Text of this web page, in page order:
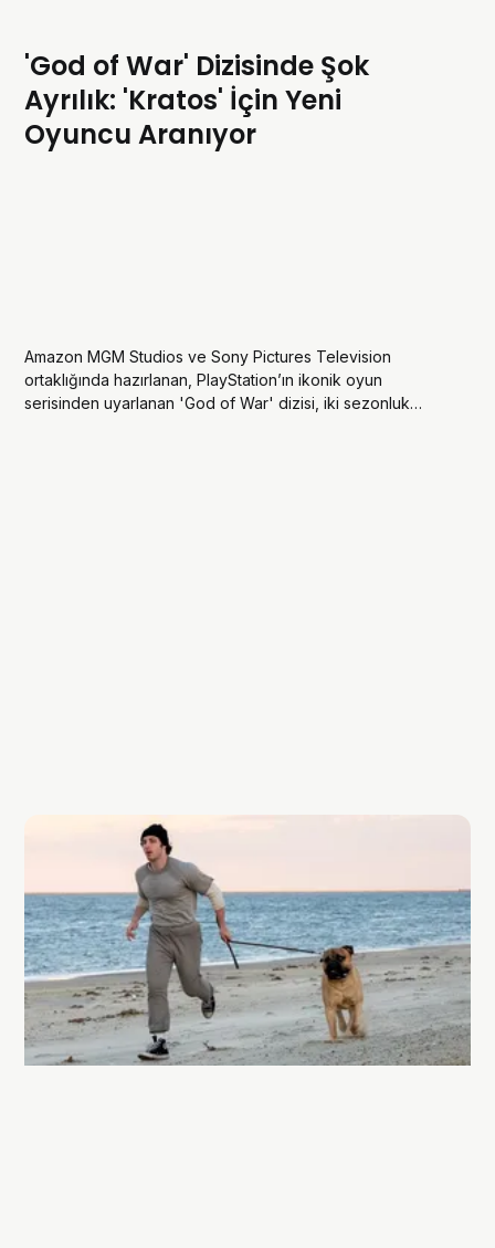
'God of War' Dizisinde Şok
Ayrılık: 'Kratos' İçin Yeni
Oyuncu Aranıyor
Amazon MGM Studios ve Sony Pictures Television
ortaklığında hazırlanan, PlayStation’ın ikonik oyun
serisinden uyarlanan 'God of War' dizisi, iki sezonluk